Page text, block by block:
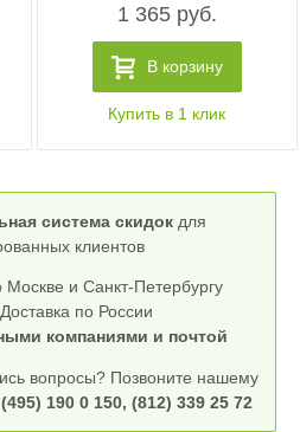
1 365 руб.
В корзину
Купить в 1 клик
система скидокдля
клиентов
Москве и Санкт-Петербургу
по России
компаниями и почтой
вопросы? Позвоните нашему
(495) 190 0 150, (812) 339 25 72